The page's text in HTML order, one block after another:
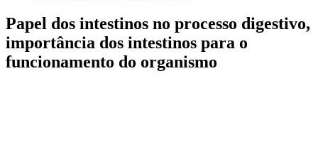
Papel dos intestinos no processo digestivo,
importância dos intestinos para o
funcionamento do organismo